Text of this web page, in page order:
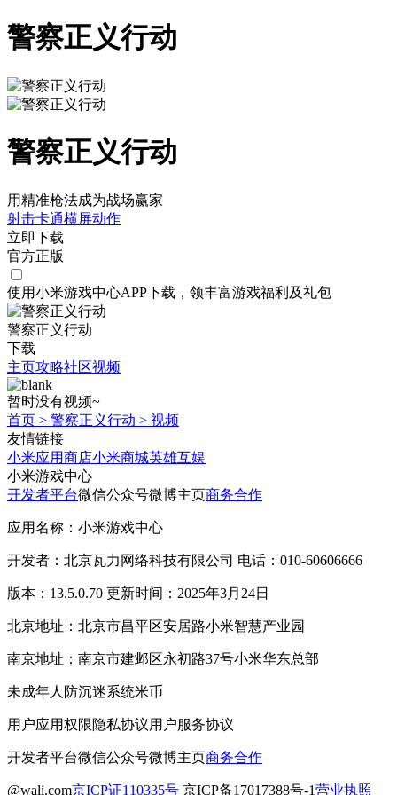
警察正义行动
警察正义行动
用精准枪法成为战场赢家
射击卡通横屏动作
立即下载
官方正版
使用小米游戏中心APP下载 ，领丰富游戏福利 及礼包
警察正义行动
下载
主页攻略社区视频
暂时没有视频~
首页 > 警察正义行动 > 视频
友情链接
小米应用商店小米商城英雄互娱
小米游戏中心
开发者平台微信公众号微博主页商务合作
应用名称：小米游戏中心
开发者：北京瓦力网络科技有限公司 电话：010-60606666
版本：13.5.0.70 更新时间：2025年3月24日
北京地址：北京市昌平区安居路小米智慧产业园
南京地址：南京市建邺区永初路37号小米华东总部
未成年人防沉迷系统米币
用户应用权限隐私协议用户服务协议
开发者平台微信公众号微博主页商务合作
@wali.com京ICP证110335号 京ICP备17017388号-1营业执照